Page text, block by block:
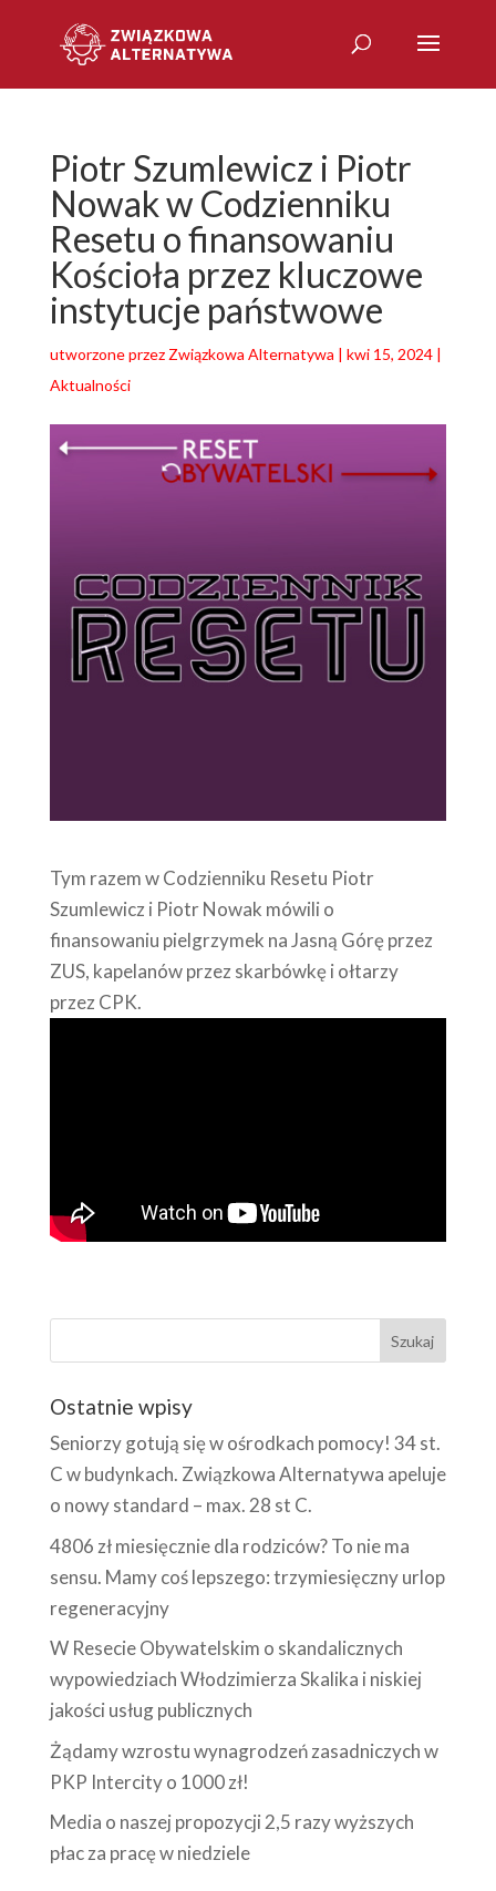
Piotr Szumlewicz i Piotr
Nowak w Codzienniku
Resetu o finansowaniu
Kościoła przez kluczowe
instytucje państwowe
utworzone przez Związkowa Alternatywa | kwi 15, 2024|
Aktualności
Tym razem w Codzienniku Resetu Piotr
Szumlewicz i Piotr Nowak mówili o
finansowaniu pielgrzymek na Jasną Górę przez
ZUS, kapelanów przez skarbówkę i ołtarzy
przez CPK.
Ostatnie wpisy
Seniorzy gotują się w ośrodkach pomocy! 34 st.
C w budynkach. Związkowa Alternatywa apeluje
o nowy standard – max. 28 st C.
4806 zł miesięcznie dla rodziców? To nie ma
sensu. Mamy coś lepszego: trzymiesięczny urlop
regeneracyjny
W Resecie Obywatelskim o skandalicznych
wypowiedziach Włodzimierza Skalika i niskiej
jakości usług publicznych
Żądamy wzrostu wynagrodzeń zasadniczych w
PKP Intercity o 1000 zł!
Media o naszej propozycji 2,5 razy wyższych
płac za pracę w niedziele